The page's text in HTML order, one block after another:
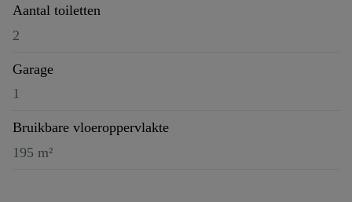
Aantal toiletten
2
Garage
1
Bruikbare vloeroppervlakte
195 m²